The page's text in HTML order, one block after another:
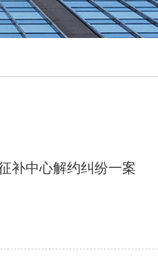
补中心解约纠纷一案